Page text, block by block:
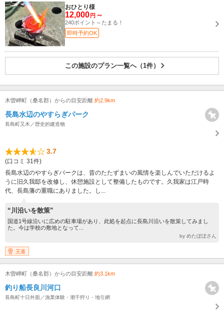
おひとり様
12,000 円 ～
240ポイント～たまる！
即時予約OK
この施設のプラン一覧へ（1件）
木曽岬町（桑名郡）からの目安距離 約2.9km
長島水辺のやすらぎパーク
長島町又木／歴史的建造物
3.7
(口コミ 31件)
長島水辺のやすらぎパークは、昔のたたずまいの風情を楽しんでいただけるよ
うに旧久我邸を改修し、休憩施設として整備したものです。久我家は江戸時
代、長島藩の重職にありました。し...
“川沿いを散策”
国道1号線沿いに広めの駐車場があり、此処を起点に長島川沿いを散策してみまし
た。今は学校の敷地となって...
by めたぼぼさん
王道
木曽岬町（桑名郡）からの目安距離 約3.1km
釣り船長良川河口
長島町十日外面／漁業体験・潮干狩り・地引網